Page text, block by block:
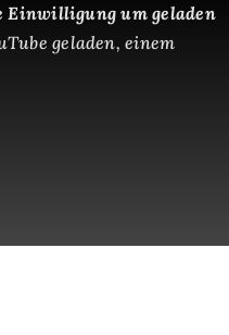
Einwilligung um geladen
geladen, einem